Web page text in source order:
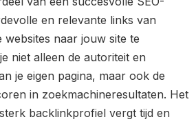
en relevante links van
naar jouw site te
niet alleen de autoriteit en
je eigen pagina, maar ook de
in zoekmachineresultaten. Het
backlinkprofiel vergt tijd en